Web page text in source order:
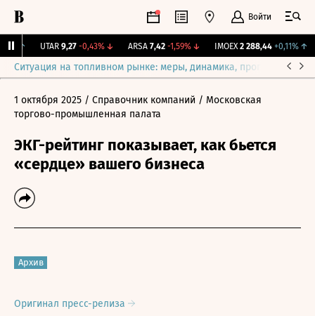
Войти
UTAR 9,27 -0,43%↓ ARSA 7,42 -1,59%↓ IMOEX 2 288,44 +0,11%↑
Ситуация на топливном рынке: меры, динамика, прогнозы
1 октября 2025 / Справочник компаний / Московская
торгово-промышленная палата
ЭКГ-рейтинг показывает, как бьется
«сердце» вашего бизнеса
Архив
Оригинал пресс-релиза